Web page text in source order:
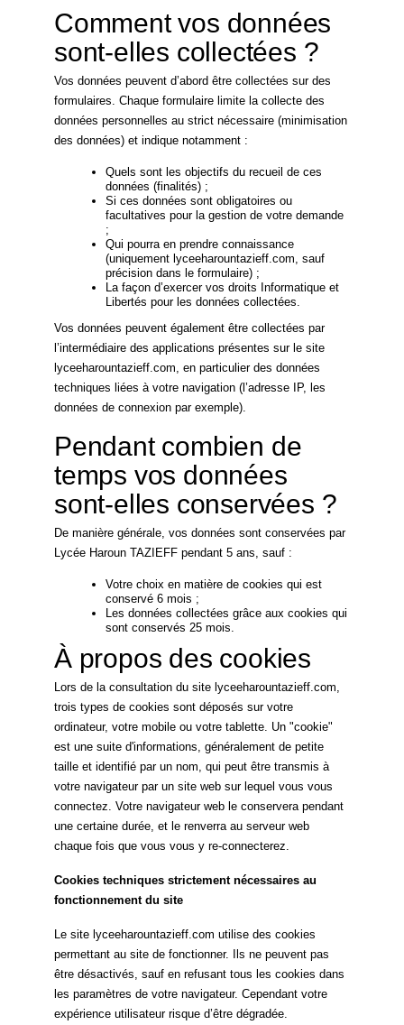
Comment vos données
sont-elles collectées ?
Vos données peuvent d’abord être collectées sur des
formulaires. Chaque formulaire limite la collecte des
données personnelles au strict nécessaire (minimisation
des données) et indique notamment :
Quels sont les objectifs du recueil de ces
données (finalités) ;
Si ces données sont obligatoires ou
facultatives pour la gestion de votre demande
;
Qui pourra en prendre connaissance
(uniquement lyceeharountazieff.com, sauf
précision dans le formulaire) ;
La façon d’exercer vos droits Informatique et
Libertés pour les données collectées.
Vos données peuvent également être collectées par
l’intermédiaire des applications présentes sur le site
lyceeharountazieff.com, en particulier des données
techniques liées à votre navigation (l’adresse IP, les
données de connexion par exemple).
Pendant combien de
temps vos données
sont-elles conservées ?
De manière générale, vos données sont conservées par
Lycée Haroun TAZIEFF pendant 5 ans, sauf :
Votre choix en matière de cookies qui est
conservé 6 mois ;
Les données collectées grâce aux cookies qui
sont conservés 25 mois.
À propos des cookies
Lors de la consultation du site lyceeharountazieff.com,
trois types de cookies sont déposés sur votre
ordinateur, votre mobile ou votre tablette. Un "cookie"
est une suite d'informations, généralement de petite
taille et identifié par un nom, qui peut être transmis à
votre navigateur par un site web sur lequel vous vous
connectez. Votre navigateur web le conservera pendant
une certaine durée, et le renverra au serveur web
chaque fois que vous vous y re-connecterez.
Cookies techniques strictement nécessaires au
fonctionnement du site
Le site lyceeharountazieff.com utilise des cookies
permettant au site de fonctionner. Ils ne peuvent pas
être désactivés, sauf en refusant tous les cookies dans
les paramètres de votre navigateur. Cependant votre
expérience utilisateur risque d’être dégradée.